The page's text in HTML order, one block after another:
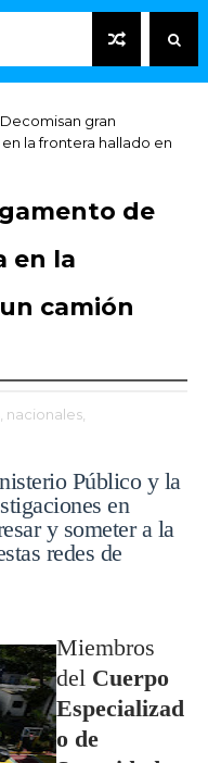
Decomisan gran
la frontera hallado en
de
en la
camión
nacionales,
Público y la
en
y someter a la
redes de
Miembros
del Cuerpo
Especializad
o de